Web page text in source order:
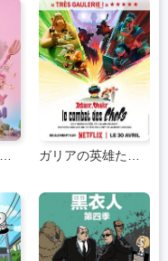
マイメロディ＆クールーム ガリアの英雄たち：ボスをめぐる戦い